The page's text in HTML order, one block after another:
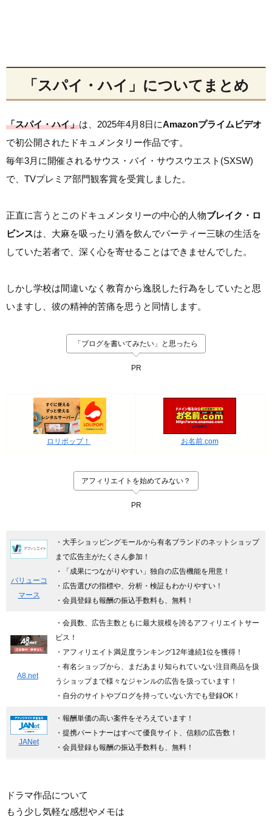
「スパイ・ハイ」についてまとめ
「スパイ・ハイ」は、2025年4月8日にAmazonプライムビデオ
で初公開されたドキュメンタリー作品です。
毎年3月に開催されるサウス・バイ・サウスウエスト(SXSW)
で、TVプレミア部門観客賞を受賞しました。
正直に言うとこのドキュメンタリーの中心的人物ブレイク・ロ
ビンスは、大麻を吸ったり酒を飲んでパーティー三昧の生活を
していた若者で、深く心を寄せることはできませんでした。
しかし学校は間違いなく教育から逸脱した行為をしていたと思
いますし、彼の精神的苦痛を思うと同情します。
「ブログを書いてみたい」と思ったら
PR
ロリポップ！ お名前.com
アフィリエイトを始めてみない？
PR
バリューコ
マース
・大手ショッピングモールから有名ブランドのネットショップ
まで広告主がたくさん参加！
・「成果につながりやすい」独自の広告機能を用意！
・広告選びの指標や、分析・検証もわかりやすい！
・会員登録も報酬の振込手数料も、無料！
A8.net
・会員数、広告主数ともに最大規模を誇るアフィリエイトサー
ビス！
・アフィリエイト満足度ランキング12年連続1位を獲得！
・有名ショップから、まだあまり知られていない注目商品を扱
うショップまで様々なジャンルの広告を扱っています！
・自分のサイトやブログを持っていない方でも登録OK！
JANet
・報酬単価の高い案件をそろえています！
・提携パートナーはすべて優良サイト、信頼の広告数！
・会員登録も報酬の振込手数料も、無料 ！
ドラマ作品について
もう少し気軽な感想やメモは